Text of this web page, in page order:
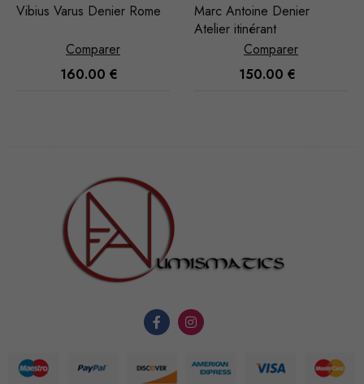
Vibius Varus Denier Rome
Comparer
160.00 €
Marc Antoine Denier
Atelier itinérant
Comparer
150.00 €
Nécessaire
Ces cookies
ne sont pas
facultatifs. Ils
Afin que
nous
structure du